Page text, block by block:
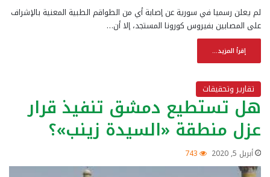
لم يعلن رسميا في سورية عن إصابة أي من الطواقم الطبية المعنية بالإشراف
على المصابين بفيروس كورونا المستجد، إلا أن…
إقرأ المزيد...
تقارير وتحقيقات
هل تستطيع دمشق تنفيذ قرار
عزل منطقة «السيدة زينب»؟
أبريل 5, 2020 743